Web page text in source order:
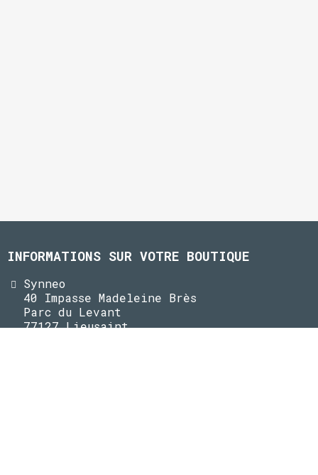
INFORMATIONS SUR VOTRE BOUTIQUE
Synneo
40 Impasse Madeleine Brès
Parc du Levant
77127 Lieusaint